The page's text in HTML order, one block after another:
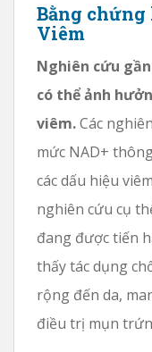
Bằng
Viêm
Nghiên cứu
có thể ảnh
viêm.Các
mức NAD+
các dấu hiệu
nghiên cứu cụ
đang được tiến
thấy tác dụng
rộng đến da,
điều trị mụn